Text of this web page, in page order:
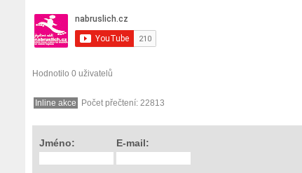
Gigathlon 2015 Olomouc
Hodnotilo 0 uživatelů
Inline akce Počet přečtení: 22813
Jméno: E-mail: